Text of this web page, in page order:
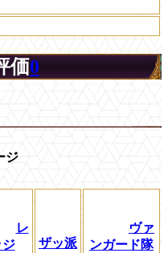
価0
ジ
レ
ジ
ザッ派
ヴァ
ンガード隊